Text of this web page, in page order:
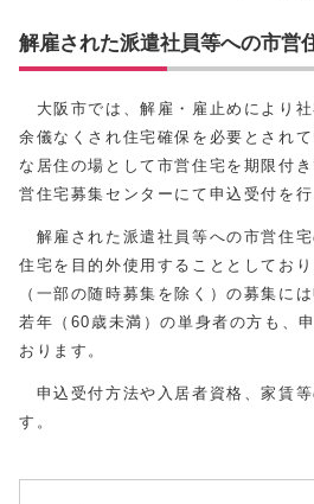
解雇された派遣社員等への市営
大阪市では、解雇・雇止めにより
余儀なくされ住宅確保を必要とされ
な居住の場として市営住宅を期限付
営住宅募集センターにて申込受付を行
解雇された派遣社員等への市営住
住宅を目的外使用することとしてお
（一部の随時募集を除く）の募集に
若年（60歳未満）の単身者の方も、
おります。
申込受付方法や入居者資格、家賃
す。